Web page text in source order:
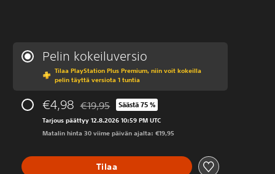
Pelin kokeiluversio
Tilaa PlayStation Plus Premium, niin voit kokeilla
pelin täyttä versiota 1 tuntia
€4,98 Alennettu alkuperäisestä hinnasta €19,95
€19,95 Säästä 75 %
Tarjous päättyy 12.8.2026 10:59 PM UTC
Matalin hinta 30 viime päivän ajalta: €19,95
Tilaa